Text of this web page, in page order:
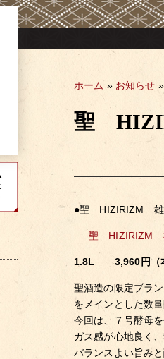
ホーム » お知らせ
聖
●聖 HIZIRIZM
聖 HIZIRIZM
1.8L 3,960円（
聖酒造の限定ブラ
をメインとした数
今回は、７号酵母
ガス感が心地良く
バランスよい旨み